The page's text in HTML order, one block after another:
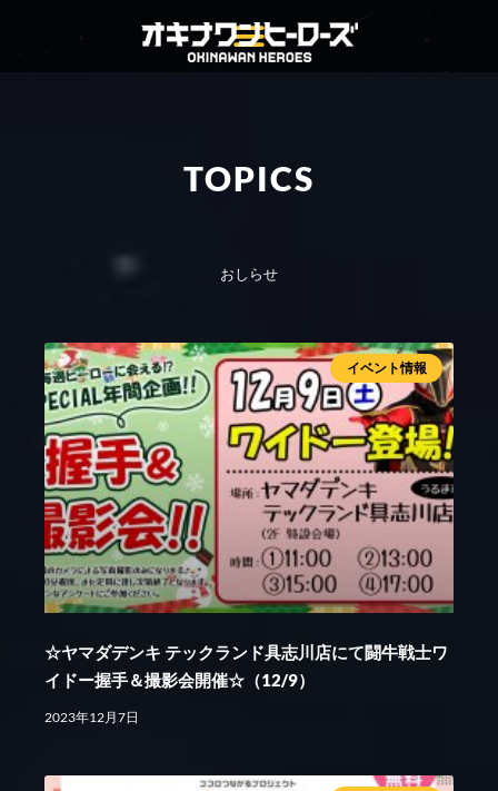
TOPICS
おしらせ
イベント情報
☆ヤマダデンキ テックランド具志川店にて闘牛戦士ワ
イドー握手＆撮影会開催☆（12/9）
2023年12月7日